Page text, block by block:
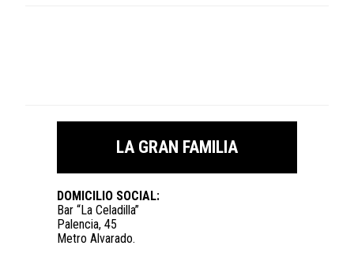
LA GRAN FAMILIA
DOMICILIO SOCIAL:
Bar “La Celadilla”
Palencia, 45
Metro Alvarado.